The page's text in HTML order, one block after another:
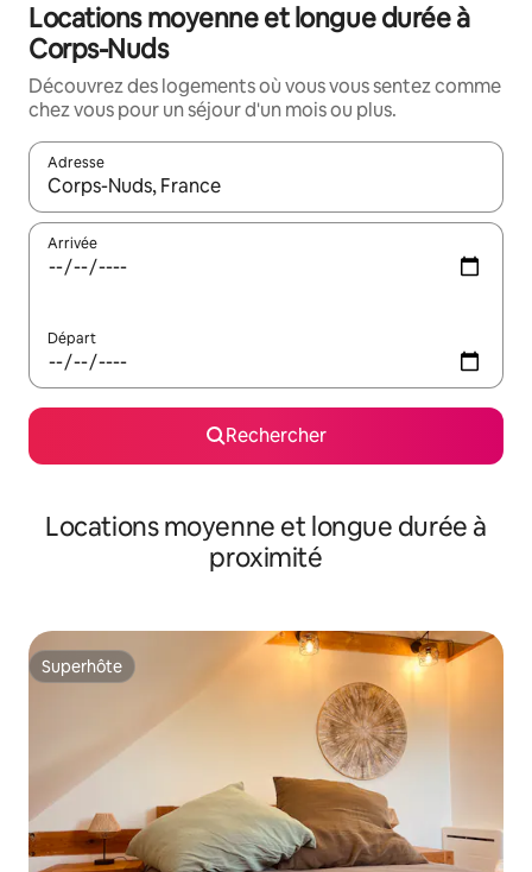
Locations moyenne et longue durée à
Corps-Nuds
Découvrez des logements où vous vous sentez comme
chez vous pour un séjour d'un mois ou plus.
Adresse
Lorsque les résultats s'affichent, utilisez les flèches vers le
Arrivée
Départ
Rechercher
Locations moyenne et longue durée à
proximité
Superhôte
Superhôte